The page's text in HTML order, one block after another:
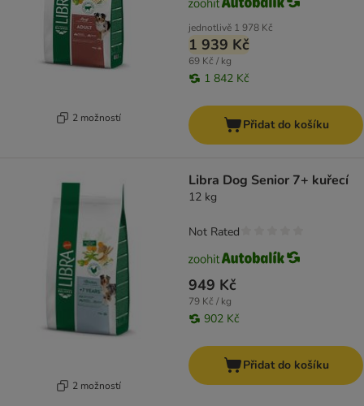
2 možností
jednotlivě 1 978 Kč
1 939 Kč
69 Kč / kg
1 842 Kč
Přidat do košíku
2 možností
Libra Dog Senior 7+ kuřecí
12 kg
949 Kč
79 Kč / kg
902 Kč
Not Rated
Přidat do košíku